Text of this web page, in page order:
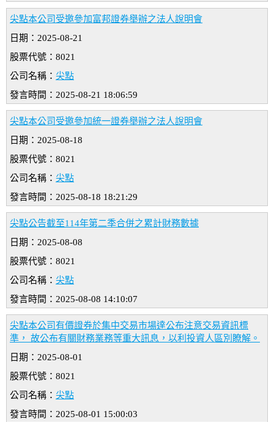
尖點本公司受邀參加富邦證券舉辦之法人說明會
日期：2025-08-21
股票代號：8021
公司名稱： 尖點
發言時間：2025-08-21 18:06:59
尖點本公司受邀參加統一證券舉辦之法人說明會
日期：2025-08-18
股票代號：8021
公司名稱： 尖點
發言時間：2025-08-18 18:21:29
尖點公告截至114年第二季合併之累計財務數據
日期：2025-08-08
股票代號：8021
公司名稱： 尖點
發言時間：2025-08-08 14:10:07
尖點本公司有價證券於集中交易市場達公布注意交易資訊標
準， 故公布有關財務業務等重大訊息，以利投資人區別瞭解。
日期：2025-08-01
股票代號：8021
公司名稱： 尖點
發言時間：2025-08-01 15:00:03